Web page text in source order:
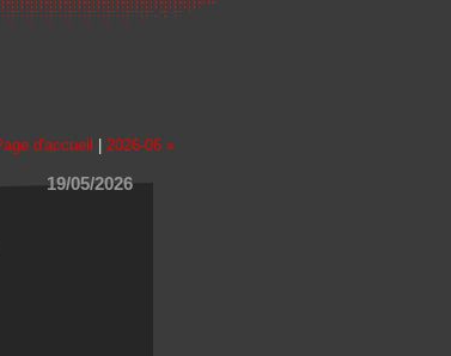
d'accueil 2026-06 »
19/05/2026